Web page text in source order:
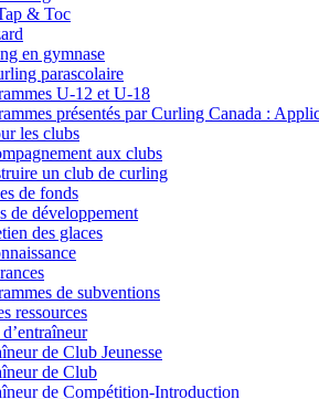
& Toc
en gymnase
parascolaire
U-12 et U-18
présentés par Curling Canada :
les clubs
aux clubs
un club de curling
de fonds
de développement
des glaces
de subventions
ressources
de Club Jeunesse
de Club
de Compétition-Introduction